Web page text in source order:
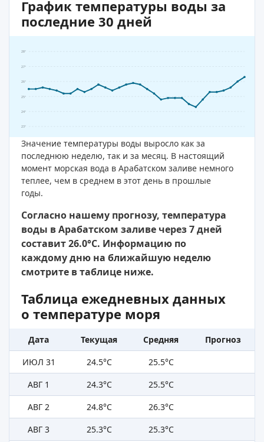
График температуры воды за
последние 30 дней
23°
24°
25°
26°
27°
28°
Значение температуры воды выросло как за
последнюю неделю, так и за месяц. В настоящий
момент морская вода в Арабатском заливе немного
теплее, чем в среднем в этот день в прошлые
годы.
Согласно нашему прогнозу, температура
воды в Арабатском заливе через 7 дней
составит 26.0°C. Информацию по
каждому дню на ближайшую неделю
смотрите в таблице ниже.
Таблица ежедневных данных
о температуре моря
Дата Текущая Средняя
Прогноз
ИЮЛ 31
24.5°C
25.5°C
АВГ 1
24.3°C
25.5°C
АВГ 2
24.8°C
26.3°C
АВГ 3
25.3°C 25.3°C